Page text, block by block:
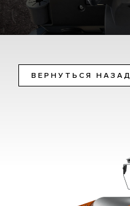
ВЕРНУТЬСЯ НАЗАД